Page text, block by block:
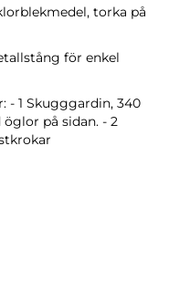
torka på
för enkel
- 1 Skugggardin, 340
på sidan. - 2